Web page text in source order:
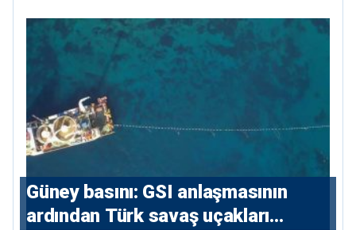
konutlara 36 ay
Güney basını: ⁠GSI anlaşmasının
ardından Türk savaş uçakları